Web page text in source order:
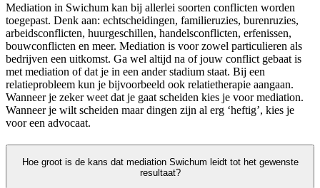
Mediation in Swichum kan bij allerlei soorten conflicten worden
toegepast. Denk aan: echtscheidingen, familieruzies, burenruzies,
arbeidsconflicten, huurgeschillen, handelsconflicten, erfenissen,
bouwconflicten en meer. Mediation is voor zowel particulieren als
bedrijven een uitkomst. Ga wel altijd na of jouw conflict gebaat is
met mediation of dat je in een ander stadium staat. Bij een
relatieprobleem kun je bijvoorbeeld ook relatietherapie aangaan.
Wanneer je zeker weet dat je gaat scheiden kies je voor mediation.
Wanneer je wilt scheiden maar dingen zijn al erg ‘heftig’, kies je
voor een advocaat.
Hoe groot is de kans dat mediation Swichum leidt tot het gewenste
resultaat?